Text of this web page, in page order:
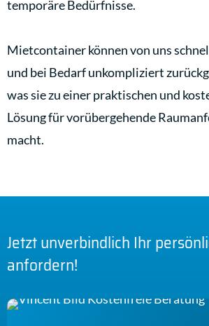
temporäre Bedürfnisse.
Mietcontainer können von uns
und bei Bedarf unkompliziert
was sie zu einer praktischen und
Lösung für vorübergehende
macht.
Jetzt unverbindlich Ihr
anfordern!